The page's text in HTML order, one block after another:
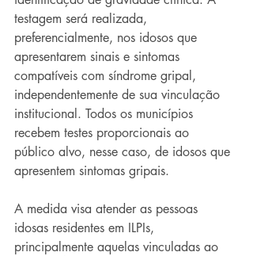
testagem será realizada,
preferencialmente, nos idosos que
apresentarem sinais e sintomas
compatíveis com síndrome gripal,
independentemente de sua vinculação
institucional. Todos os municípios
recebem testes proporcionais ao
público alvo, nesse caso, de idosos que
apresentem sintomas gripais.
A medida visa atender as pessoas
idosas residentes em ILPIs,
principalmente aquelas vinculadas ao